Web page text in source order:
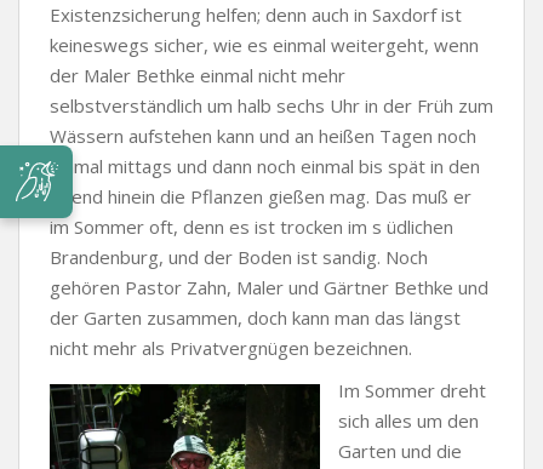
Existenzsicherung helfen; denn auch in Saxdorf ist
keineswegs sicher, wie es einmal weitergeht, wenn
der Maler Bethke einmal nicht mehr
selbstverständlich um halb sechs Uhr in der Früh zum
Wässern aufstehen kann und an heißen Tagen noch
einmal mittags und dann noch einmal bis spät in den
Abend hinein die Pflanzen gießen mag. Das muß er
im Sommer oft, denn es ist trocken im s üdlichen
Brandenburg, und der Boden ist sandig. Noch
gehören Pastor Zahn, Maler und Gärtner Bethke und
der Garten zusammen, doch kann man das längst
nicht mehr als Privatvergnügen bezeichnen.
Im Sommer dreht
sich alles um den
Garten und die